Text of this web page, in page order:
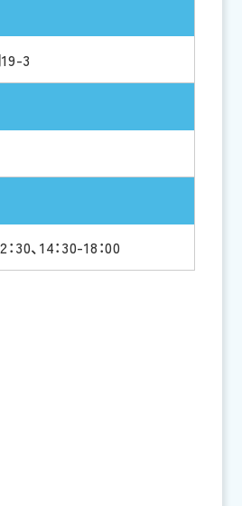
3
30、14：30-18：00